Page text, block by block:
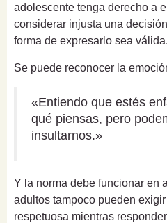
adolescente tenga derecho a
considerar injusta una
forma de expresarlo sea válida.
Se puede reconocer la
«Entiendo que estés
qué piensas, pero
insultarnos.»
Y la norma debe funcionar en
adultos tampoco pueden
respetuosa mientras